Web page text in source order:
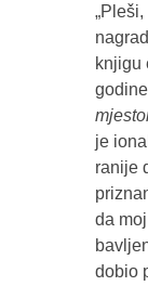
knjigu
je
ranije
da
dobio